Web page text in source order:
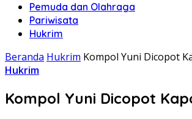
Pemuda dan Olahraga
Pariwisata
Hukrim
Beranda Hukrim Kompol Yuni Dicopot
Hukrim
Kompol Yuni Dicopot